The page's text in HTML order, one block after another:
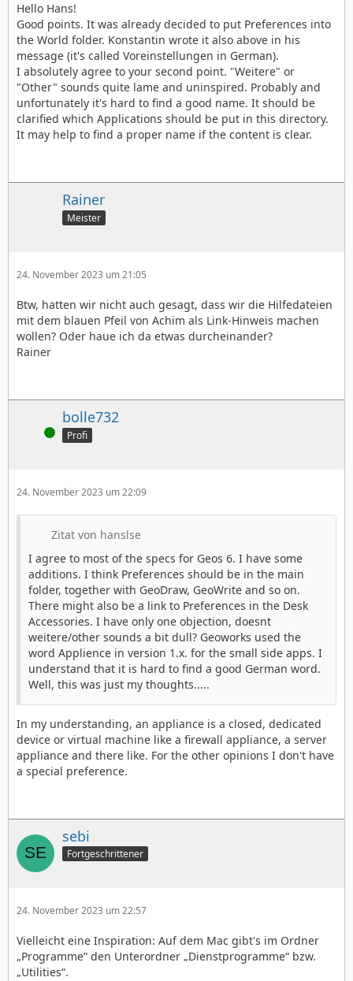
Hello Hans!
Good points. It was already decided to put Preferences into
the World folder. Konstantin wrote it also above in his
message (it's called Voreinstellungen in German).
I absolutely agree to your second point. "Weitere" or
"Other" sounds quite lame and uninspired. Probably and
unfortunately it's hard to find a good name. It should be
clarified which Applications should be put in this directory.
It may help to find a proper name if the content is clear.
Rainer
Meister
24. November 2023 um 21:05
Btw, hatten wir nicht auch gesagt, dass wir die Hilfedateien
mit dem blauen Pfeil von Achim als Link-Hinweis machen
wollen? Oder haue ich da etwas durcheinander?
Rainer
Online
bolle732
Profi
24. November 2023 um 22:09
Zitat von hanslse
I agree to most of the specs for Geos 6. I have some
additions. I think Preferences should be in the main
folder, together with GeoDraw, GeoWrite and so on.
There might also be a link to Preferences in the Desk
Accessories. I have only one objection, doesnt
weitere/other sounds a bit dull? Geoworks used the
word Applience in version 1.x. for the small side apps. I
understand that it is hard to find a good German word.
Well, this was just my thoughts.....
In my understanding, an appliance is a closed, dedicated
device or virtual machine like a firewall appliance, a server
appliance and there like. For the other opinions I don't have
a special preference.
sebi
Fortgeschrittener
24. November 2023 um 22:57
Vielleicht eine Inspiration: Auf dem Mac gibt's im Ordner
„Programme“ den Unterordner „Dienstprogramme“ bzw.
„Utilities“.